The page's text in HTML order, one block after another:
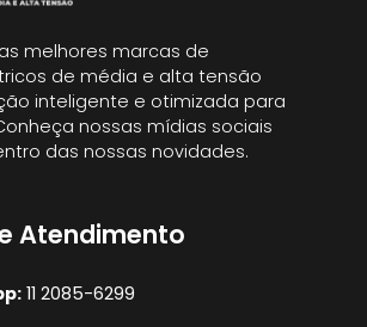
melhores marcas de
de média e alta tensão
inteligente e otimizada para
nossas mídias sociais
das nossas novidades.
Atendimento
11 2085-6299